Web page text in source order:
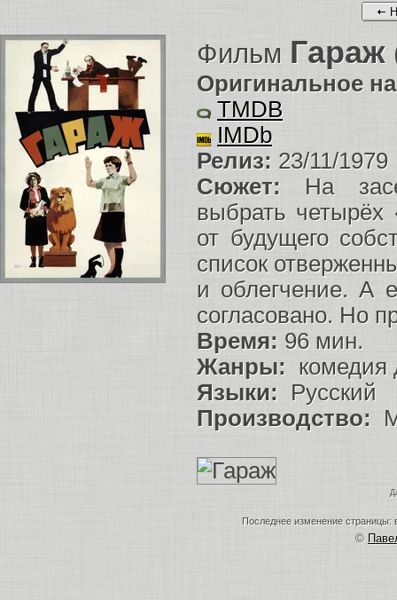
Фильм Гараж
Оригинальное
TMDB
IMDb
Релиз: 23/11/1979
Сюжет: На
выбрать четырёх
от будущего
список
и облегчение. А
согласовано. Но
Время: 96 мин.
Жанры:
Языки: Pусский
Производство:
Последнее изменение страницы:
©